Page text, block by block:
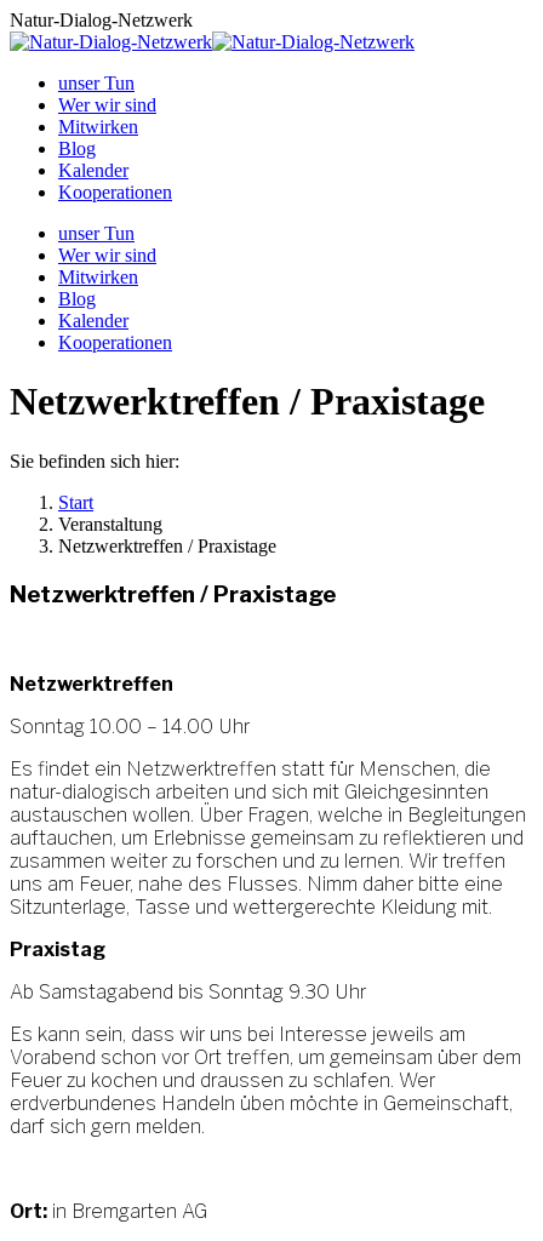
Zum
Inhalt
Natur-Dialog-Netzwerk
unser Tun
Wer wir sind
Mitwirken
Blog
Kalender
Kooperationen
unser Tun
Wer wir sind
Mitwirken
Blog
Kalender
Kooperationen
Netzwerktreffen / Praxistage
Sie befinden sich hier:
Start
Veranstaltung
Netzwerktreffen / Praxistage
Netzwerktreffen / Praxistage
Netzwerktreffen
Sonntag 10.00 – 14.00 Uhr
Es findet ein Netzwerktreffen statt für Menschen, die
natur-dialogisch arbeiten und sich mit Gleichgesinnten
austauschen wollen. Über Fragen, welche in Begleitungen
auftauchen, um Erlebnisse gemeinsam zu reflektieren und
zusammen weiter zu forschen und zu lernen. Wir treffen
uns am Feuer, nahe des Flusses. Nimm daher bitte eine
Sitzunterlage, Tasse und wettergerechte Kleidung mit.
Praxistag
Ab Samstagabend bis Sonntag 9.30 Uhr
Es kann sein, dass wir uns bei Interesse jeweils am
Vorabend schon vor Ort treffen, um gemeinsam über dem
Feuer zu kochen und draussen zu schlafen. Wer
erdverbundenes Handeln üben möchte in Gemeinschaft,
darf sich gern melden.
Ort: in Bremgarten AG